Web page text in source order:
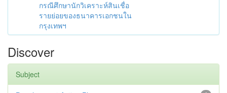
กรณีศึกษานักวิเคราะห์สินเชื่อ
รายย่อยของธนาคารเอกชนใน
กรุงเทพฯ
Discover
Subject